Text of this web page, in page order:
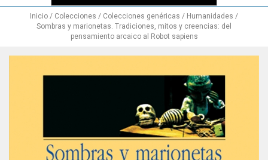
Inicio Colecciones Colecciones genéricas
Humanidades
Sombras y marionetas. Tradiciones, mitos y creencias: del
pensamiento arcaico al Robot sapiens